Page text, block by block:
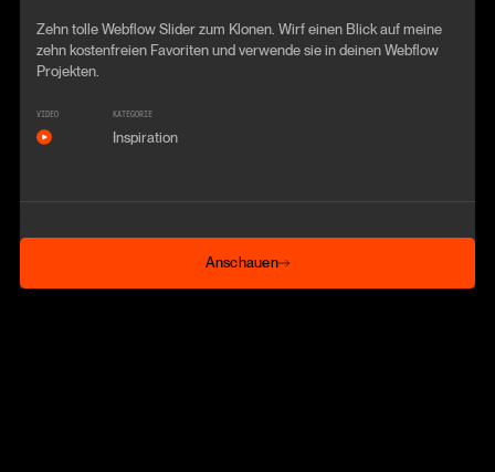
Zehn tolle Webflow Slider zum Klonen. Wirf einen Blick auf meine
zehn kostenfreien Favoriten und verwende sie in deinen Webflow
Projekten.
VIDEO KATEGORIE
Inspiration
Anschauen
Anschauen